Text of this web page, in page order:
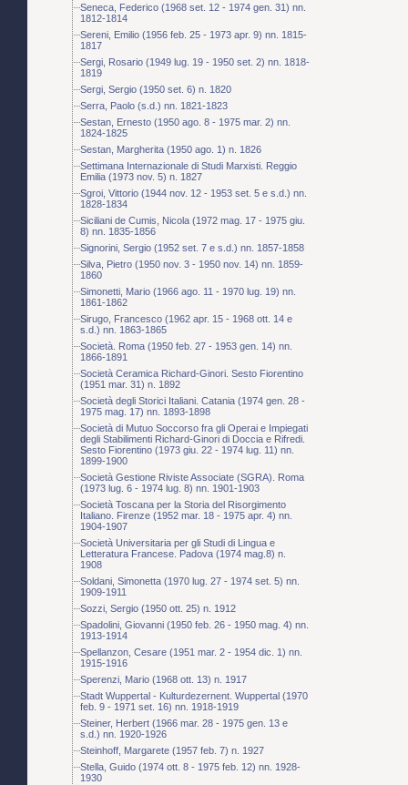
Seneca, Federico (1968 set. 12 - 1974 gen. 31) nn.
1812-1814
Sereni, Emilio (1956 feb. 25 - 1973 apr. 9) nn. 1815-
1817
Sergi, Rosario (1949 lug. 19 - 1950 set. 2) nn. 1818-
1819
Sergi, Sergio (1950 set. 6) n. 1820
Serra, Paolo (s.d.) nn. 1821-1823
Sestan, Ernesto (1950 ago. 8 - 1975 mar. 2) nn.
1824-1825
Sestan, Margherita (1950 ago. 1) n. 1826
Settimana Internazionale di Studi Marxisti. Reggio
Emilia (1973 nov. 5) n. 1827
Sgroi, Vittorio (1944 nov. 12 - 1953 set. 5 e s.d.) nn.
1828-1834
Siciliani de Cumis, Nicola (1972 mag. 17 - 1975 giu.
8) nn. 1835-1856
Signorini, Sergio (1952 set. 7 e s.d.) nn. 1857-1858
Silva, Pietro (1950 nov. 3 - 1950 nov. 14) nn. 1859-
1860
Simonetti, Mario (1966 ago. 11 - 1970 lug. 19) nn.
1861-1862
Sirugo, Francesco (1962 apr. 15 - 1968 ott. 14 e
s.d.) nn. 1863-1865
Società. Roma (1950 feb. 27 - 1953 gen. 14) nn.
1866-1891
Società Ceramica Richard-Ginori. Sesto Fiorentino
(1951 mar. 31) n. 1892
Società degli Storici Italiani. Catania (1974 gen. 28 -
1975 mag. 17) nn. 1893-1898
Società di Mutuo Soccorso fra gli Operai e Impiegati
degli Stabilimenti Richard-Ginori di Doccia e Rifredi.
Sesto Fiorentino (1973 giu. 22 - 1974 lug. 11) nn.
1899-1900
Società Gestione Riviste Associate (SGRA). Roma
(1973 lug. 6 - 1974 lug. 8) nn. 1901-1903
Società Toscana per la Storia del Risorgimento
Italiano. Firenze (1952 mar. 18 - 1975 apr. 4) nn.
1904-1907
Società Universitaria per gli Studi di Lingua e
Letteratura Francese. Padova (1974 mag.8) n.
1908
Soldani, Simonetta (1970 lug. 27 - 1974 set. 5) nn.
1909-1911
Sozzi, Sergio (1950 ott. 25) n. 1912
Spadolini, Giovanni (1950 feb. 26 - 1950 mag. 4) nn.
1913-1914
Spellanzon, Cesare (1951 mar. 2 - 1954 dic. 1) nn.
1915-1916
Sperenzi, Mario (1968 ott. 13) n. 1917
Stadt Wuppertal - Kulturdezernent. Wuppertal (1970
feb. 9 - 1971 set. 16) nn. 1918-1919
Steiner, Herbert (1966 mar. 28 - 1975 gen. 13 e
s.d.) nn. 1920-1926
Steinhoff, Margarete (1957 feb. 7) n. 1927
Stella, Guido (1974 ott. 8 - 1975 feb. 12) nn. 1928-
1930